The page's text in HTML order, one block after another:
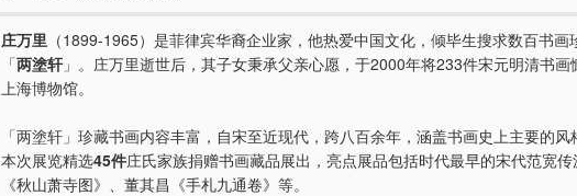
庄万里 （1899-1965）是菲律宾华裔企业家，他热爱中国文化，倾毕生搜求数百书画
「两塗轩」。庄万里逝世后，其子女秉承父亲心愿，于2000年将233件宋元明清书画
上海博物馆。
「两塗轩」珍藏书画内容丰富，自宋至近现代，跨八百余年，涵盖书画史上主要的风
本次展览精选45件庄氏家族捐赠书画藏品展出，亮点展品包括时代最早的宋代范宽
《秋山萧寺图》、董其昌《手札九通卷》等。